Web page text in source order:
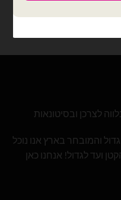
לצרכן ובסיטונאות
הגדול והמובחר בארץ אנו נוכל
ועד לגדול! אנחנו כאן